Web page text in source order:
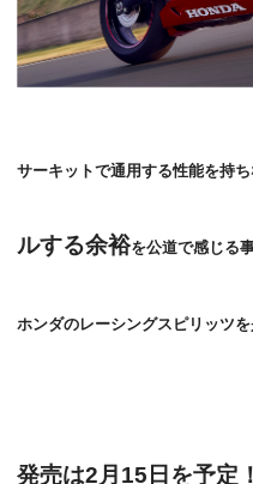
サーキットで通用する性能を持
ルする余裕を公道で感じる
ホンダのレーシングスピリッツ
発売は2月15日を予定！